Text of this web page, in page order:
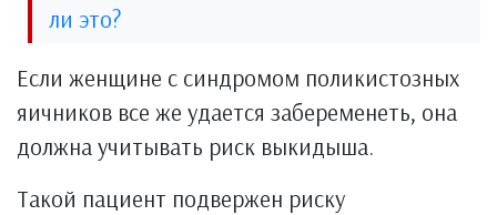
ли это?
Если женщине с синдромом поликистозных
яичников все же удается забеременеть, она
должна учитывать риск выкидыша.
Такой пациент подвержен риску